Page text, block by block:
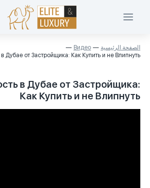
الصفحة الرئيسية
Видео
Дубае от Застройщика: Как Купить и не Влипнуть
в Дубае от Застройщика:
Как Купить и не Влипнуть